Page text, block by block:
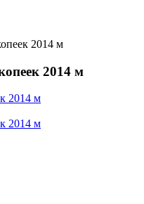
2014 м
2014 м